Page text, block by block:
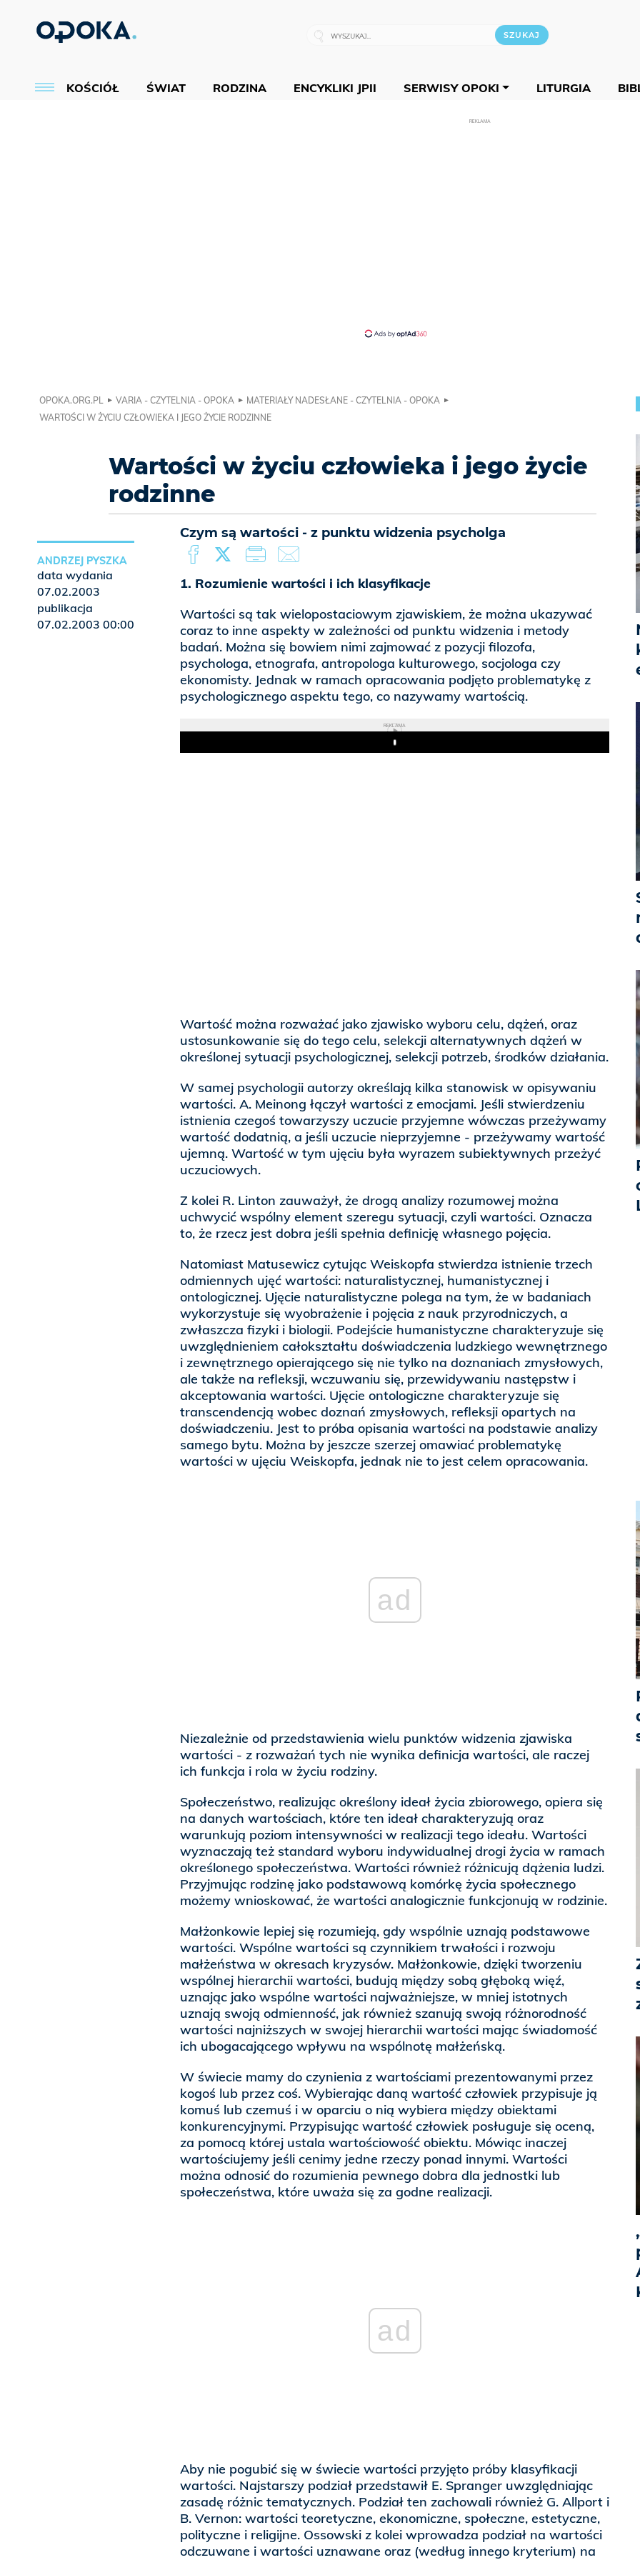
KOŚCIÓŁ ŚWIAT RODZINA ENCYKLIKI JPII SERWISY OPOKI LITURGIA
REKLAMA
OPOKA.ORG.PL VARIA - CZYTELNIA - OPOKA
MATERIAŁY NADESŁANE - CZYTELNIA - OPOKA
WARTOŚCI W ŻYCIU CZŁOWIEKA I JEGO ŻYCIE RODZINNE
Wartości w życiu człowieka i jego życie
rodzinne
Czym są wartości - z punktu widzenia psycholga
1. Rozumienie wartości i ich klasyfikacje
Wartości są tak wielopostaciowym zjawiskiem, że można ukazywać
coraz to inne aspekty w zależności od punktu widzenia i metody
badań. Można się bowiem nimi zajmować z pozycji filozofa,
psychologa, etnografa, antropologa kulturowego, socjologa czy
ekonomisty. Jednak w ramach opracowania podjęto problematykę z
psychologicznego aspektu tego, co nazywamy wartością.
REKLAMA
Play
Wartość można rozważać jako zjawisko wyboru celu, dążeń, oraz
ustosunkowanie się do tego celu, selekcji alternatywnych dążeń w
określonej sytuacji psychologicznej, selekcji potrzeb, środków działania.
W samej psychologii autorzy określają kilka stanowisk w opisywaniu
wartości. A. Meinong łączył wartości z emocjami. Jeśli stwierdzeniu
istnienia czegoś towarzyszy uczucie przyjemne wówczas przeżywamy
wartość dodatnią, a jeśli uczucie nieprzyjemne - przeżywamy wartość
ujemną. Wartość w tym ujęciu była wyrazem subiektywnych przeżyć
uczuciowych.
Z kolei R. Linton zauważył, że drogą analizy rozumowej można
uchwycić wspólny element szeregu sytuacji, czyli wartości. Oznacza
to, że rzecz jest dobra jeśli spełnia definicję własnego pojęcia.
Natomiast Matusewicz cytując Weiskopfa stwierdza istnienie trzech
odmiennych ujęć wartości: naturalistycznej, humanistycznej i
ontologicznej. Ujęcie naturalistyczne polega na tym, że w badaniach
wykorzystuje się wyobrażenie i pojęcia z nauk przyrodniczych, a
zwłaszcza fizyki i biologii. Podejście humanistyczne charakteryzuje się
uwzględnieniem całokształtu doświadczenia ludzkiego wewnętrznego
i zewnętrznego opierającego się nie tylko na doznaniach zmysłowych,
ale także na refleksji, wczuwaniu się, przewidywaniu następstw i
akceptowania wartości. Ujęcie ontologiczne charakteryzuje się
transcendencją wobec doznań zmysłowych, refleksji opartych na
doświadczeniu. Jest to próba opisania wartości na podstawie analizy
samego bytu. Można by jeszcze szerzej omawiać problematykę
wartości w ujęciu Weiskopfa, jednak nie to jest celem opracowania.
ad
Niezależnie od przedstawienia wielu punktów widzenia zjawiska
wartości - z rozważań tych nie wynika definicja wartości, ale raczej
ich funkcja i rola w życiu rodziny.
Społeczeństwo, realizując określony ideał życia zbiorowego, opiera się
na danych wartościach, które ten ideał charakteryzują oraz
warunkują poziom intensywności w realizacji tego ideału. Wartości
wyznaczają też standard wyboru indywidualnej drogi życia w ramach
określonego społeczeństwa. Wartości również różnicują dążenia ludzi.
Przyjmując rodzinę jako podstawową komórkę życia społecznego
możemy wnioskować, że wartości analogicznie funkcjonują w rodzinie.
Małżonkowie lepiej się rozumieją, gdy wspólnie uznają podstawowe
wartości. Wspólne wartości są czynnikiem trwałości i rozwoju
małżeństwa w okresach kryzysów. Małżonkowie, dzięki tworzeniu
wspólnej hierarchii wartości, budują między sobą głęboką więź,
uznając jako wspólne wartości najważniejsze, w mniej istotnych
uznają swoją odmienność, jak również szanują swoją różnorodność
wartości najniższych w swojej hierarchii wartości mając świadomość
ich ubogacającego wpływu na wspólnotę małżeńską.
W świecie mamy do czynienia z wartościami prezentowanymi przez
kogoś lub przez coś. Wybierając daną wartość człowiek przypisuje ją
komuś lub czemuś i w oparciu o nią wybiera między obiektami
konkurencyjnymi. Przypisując wartość człowiek posługuje się oceną,
za pomocą której ustala wartościowość obiektu. Mówiąc inaczej
wartościujemy jeśli cenimy jedne rzeczy ponad innymi. Wartości
można odnosić do rozumienia pewnego dobra dla jednostki lub
społeczeństwa, które uważa się za godne realizacji.
ad
Aby nie pogubić się w świecie wartości przyjęto próby klasyfikacji
wartości. Najstarszy podział przedstawił E. Spranger uwzględniając
zasadę różnic tematycznych. Podział ten zachowali również G. Allport i
B. Vernon: wartości teoretyczne, ekonomiczne, społeczne, estetyczne,
polityczne i religijne. Ossowski z kolei wprowadza podział na wartości
odczuwane i wartości uznawane oraz (według innego kryterium) na
ANDRZEJ PYSZKA
data wydania
07.02.2003
publikacja
07.02.2003 00:00